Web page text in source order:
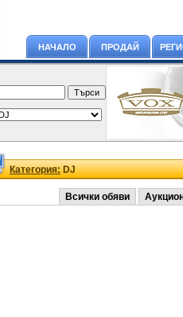
НАЧАЛО ПРОДАЙ
Категория:DJ
Всички обяви